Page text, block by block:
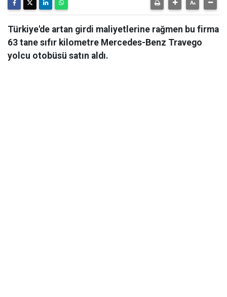
Türkiye'de artan girdi maliyetlerine rağmen bu firma
63 tane sıfır kilometre Mercedes-Benz Travego
yolcu otobüsü satın aldı.